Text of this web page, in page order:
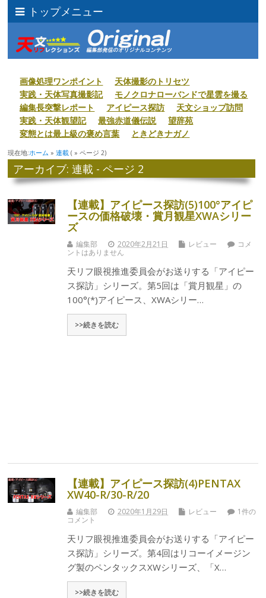
トップメニュー
画像処理ワンポイント
天体撮影のトリセツ
実践・天体写真撮影記
モノクロナローバンドで星雲を撮る
編集長突撃レポート
アイピース探訪
天文ショップ訪問
実践・天体観望記
最強赤道儀伝説
望辞苑
変態とは最上級の褒め言葉
ときどきナガノ
現在地:ホーム »連載 ( » ページ 2)
アーカイブ: 連載 - ページ 2
【連載】アイピース探訪(5)100°アイピ
ースの価格破壊・賞月観星XWAシリー
ズ
編集部 2020年2月21日 レビュー
コメ
ントはありません
天リフ眼視推進委員会がお送りする「アイピー
ス探訪」シリーズ。第5回は「賞月観星」の
100°(*)アイピース、XWAシリー…
>>続きを読む
【連載】アイピース探訪(4)PENTAX
XW40-R/30-R/20
編集部 2020年1月29日 レビュー
1件の
コメント
天リフ眼視推進委員会がお送りする「アイピー
ス探訪」シリーズ。第4回はリコーイメージン
グ製のペンタックスXWシリーズ、「X…
>>続きを読む